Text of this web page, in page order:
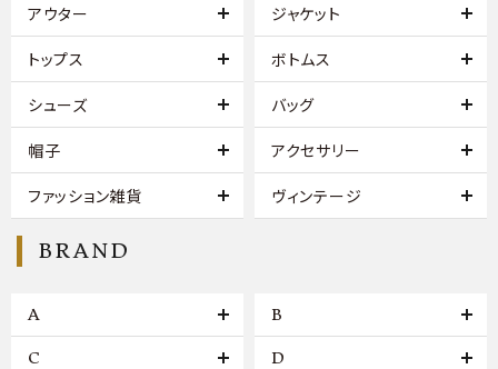
アウター ジャケット
トップス ボトムス
シューズ バッグ
帽子 アクセサリー
ファッション雑貨 ヴィンテージ
BRAND
A B
C D